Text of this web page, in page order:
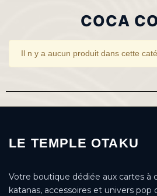
COCA
Il n y a aucun produit dans cette
LE TEMPLE OTAKU
Votre boutique dédiée aux cartes à
katanas, accessoires et univers pop